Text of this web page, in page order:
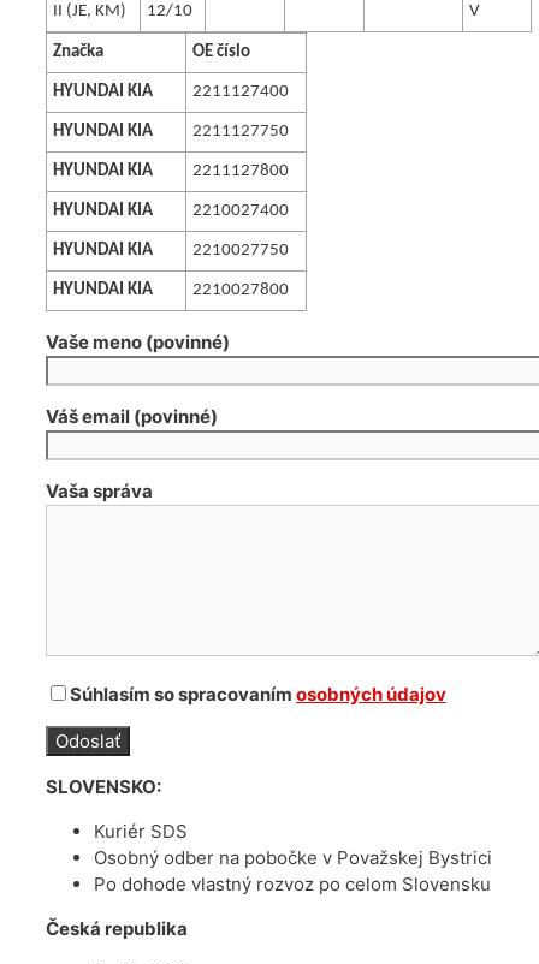
II (JE, KM)
12/10
V
Značka OE číslo
HYUNDAI KIA 2211127400
HYUNDAI KIA 2211127750
HYUNDAI KIA 2211127800
HYUNDAI KIA 2210027400
HYUNDAI KIA 2210027750
HYUNDAI KIA 2210027800
Vaše meno (povinné)
Váš email (povinné)
Vaša správa
Súhlasím so spracovaním osobných údajov
SLOVENSKO:
Kuriér SDS
Osobný odber na pobočke v Považskej Bystrici
Po dohode vlastný rozvoz po celom Slovensku
Česká republika